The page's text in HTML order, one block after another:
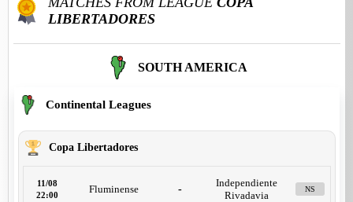
LIBERTADORES
SOUTH AMERICA
Continental Leagues
Copa Libertadores
11/08
22:00
Fluminense -
Independiente
Rivadavia
NS